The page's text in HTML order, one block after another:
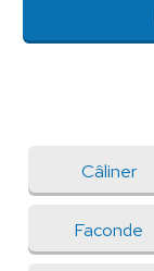
Câliner
Faconde